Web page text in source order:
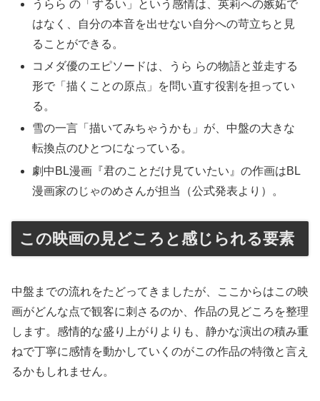
うらら の「ずるい」という感情は、英莉への嫉妬で
はなく、自分の本音を出せない自分への苛立ちと見
ることができる。
コメダ優のエピソードは、うら らの物語と並走する
形で「描くことの原点」を問い直す役割を担ってい
る。
雪の一言「描いてみちゃうかも」が、中盤の大きな
転換点のひとつになっている。
劇中BL漫画『君のことだけ見ていたい』の作画はBL
漫画家のじゃのめさんが担当（公式発表より）。
この映画の見どころと感じられる要素
中盤までの流れをたどってきましたが、ここからはこの映
画がどんな点で観客に刺さるのか、作品の見どころを整理
します。感情的な盛り上がりよりも、静かな演出の積み重
ねで丁寧に感情を動かしていくのがこの作品の特徴と言え
るかもしれません。